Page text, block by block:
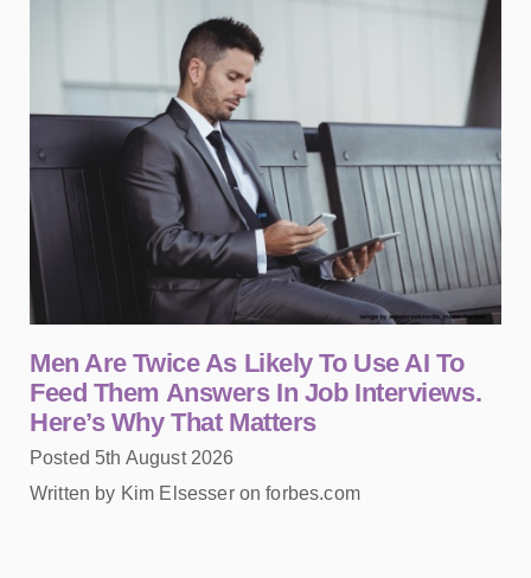
Men Are Twice As Likely To Use AI To
Feed Them Answers In Job Interviews.
Here’s Why That Matters
Posted 5th August 2026
Written by Kim Elsesser on forbes.com